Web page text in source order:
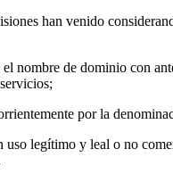
han venido
nombre de dominio con
por la
uso legítimo y leal o no